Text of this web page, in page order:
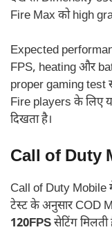
Fire Max को high
Expected
FPS, heating और
proper gaming
Fire players के लिए
दिखता है।
Call of Duty
Call of Duty Mobile
टेस्ट के अनुसार COD
120FPSसेटिंग